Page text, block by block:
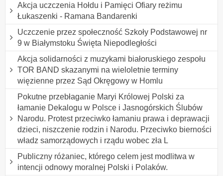
Akcja uczczenia Hołdu i Pamięci Ofiary reżimu
Łukaszenki - Ramana Bandarenki
Uczczenie przez społeczność Szkoły Podstawowej nr
9 w Białymstoku Święta Niepodległości
Akcja solidarności z muzykami białoruskiego zespołu
TOR BAND skazanymi na wieloletnie terminy
więzienne przez Sąd Okręgowy w Homlu
Pokutne przebłaganie Maryi Królowej Polski za
łamanie Dekalogu w Polsce i Jasnogórskich Ślubów
Narodu. Protest przeciwko łamaniu prawa i deprawacji
dzieci, niszczenie rodzin i Narodu. Przeciwko bierności
władz samorządowych i rządu wobec zła L
Publiczny różaniec, którego celem jest modlitwa w
intencji odnowy moralnej Polski i Polaków.